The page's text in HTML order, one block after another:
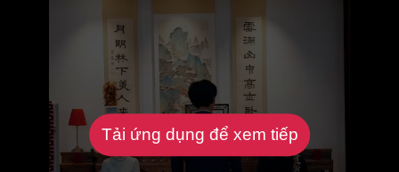
Tải ứng dụng để xem tiếp